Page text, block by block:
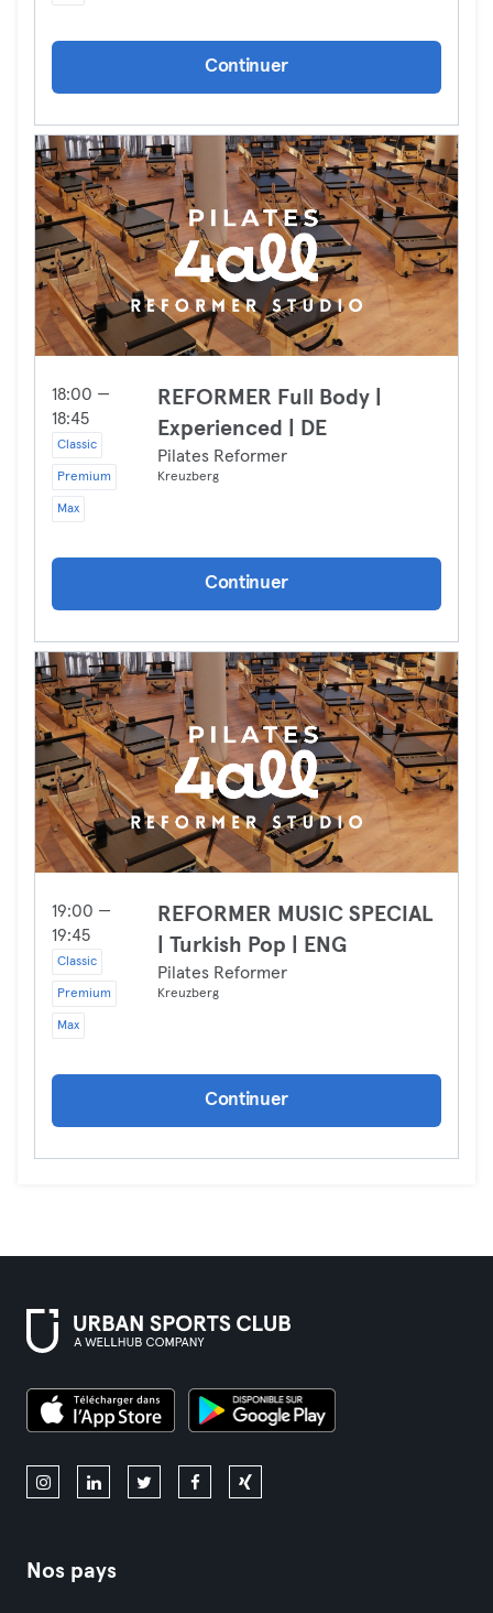
Continuer
18:00 —
18:45
Classic
Premium
Max
REFORMER Full Body |
Experienced | DE
Pilates Reformer
Kreuzberg
Continuer
19:00 —
19:45
Classic
Premium
Max
REFORMER MUSIC SPECIAL
| Turkish Pop | ENG
Pilates Reformer
Kreuzberg
Continuer
Nos pays